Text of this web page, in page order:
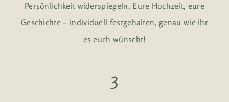
Persönlichkeit widerspiegeln. Eure Hochzeit, eure
Geschichte – individuell festgehalten, genau wie ihr
es euch wünscht!
3